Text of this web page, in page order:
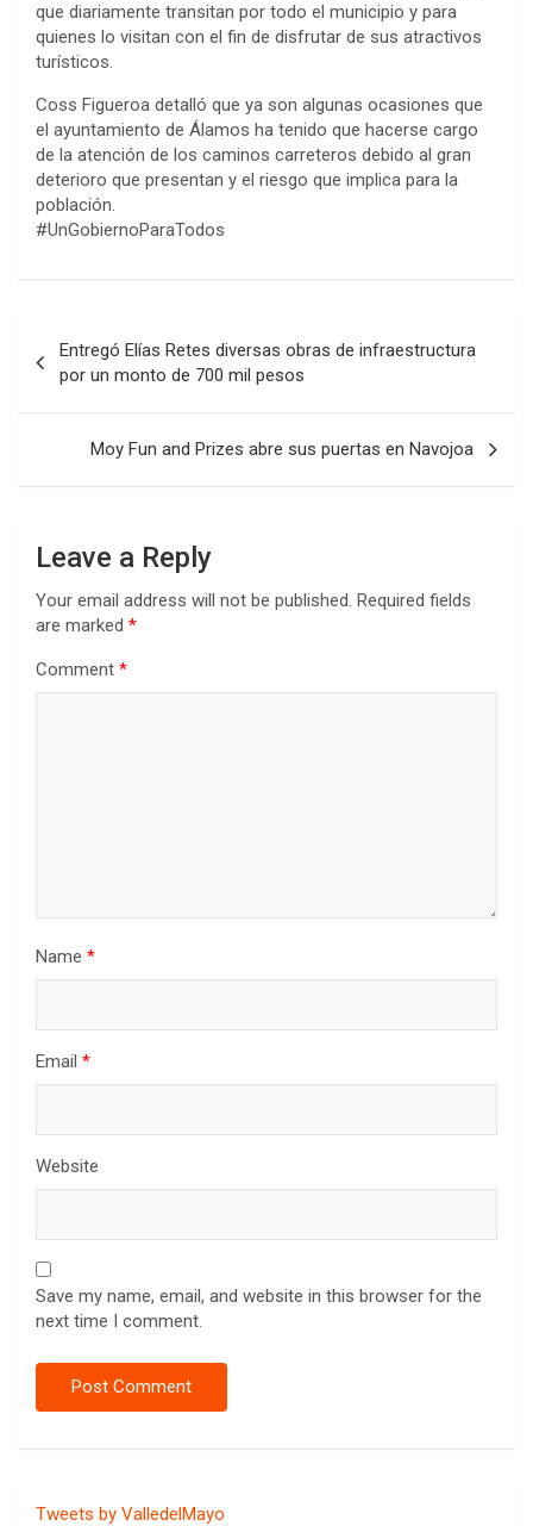
que diariamente transitan por todo el municipio y para
quienes lo visitan con el fin de disfrutar de sus atractivos
turísticos.
Coss Figueroa detalló que ya son algunas ocasiones que
el ayuntamiento de Álamos ha tenido que hacerse cargo
de la atención de los caminos carreteros debido al gran
deterioro que presentan y el riesgo que implica para la
población.
#UnGobiernoParaTodos
navigation
Entregó Elías Retes diversas obras de infraestructura
por un monto de 700 mil pesos
Moy Fun and Prizes abre sus puertas en Navojoa
Leave a Reply
Your email address will not be published. Required fields
are marked *
Comment *
Name *
Email *
Website
Save my name, email, and website in this browser for the
next time I comment.
Tweets by ValledelMayo